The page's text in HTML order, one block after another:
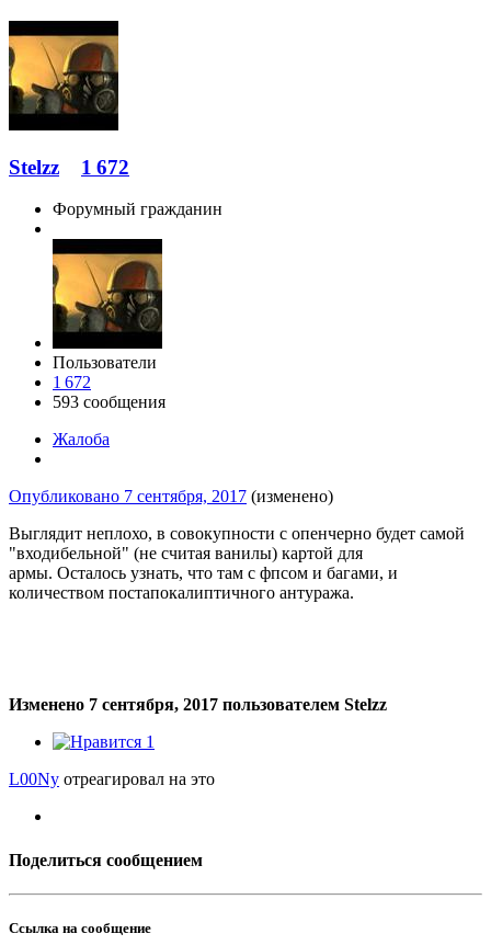
Stelzz 1 672
Форумный гражданин
Пользователи
1 672
593 сообщения
Жалоба
Опубликовано 7 сентября, 2017 (изменено)
Выглядит неплохо, в совокупности с опенчерно будет самой
"входибельной" (не считая ванилы) картой для
армы. Осталось узнать, что там с фпсом и багами, и
количеством постапокалиптичного антуража.
Изменено 7 сентября, 2017 пользователем Stelzz
1
L00Ny отреагировал на это
Поделиться сообщением
Ссылка на сообщение